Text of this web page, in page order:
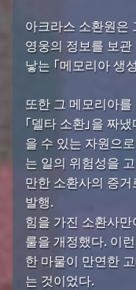
아크라스 소환원은
영웅의 정보를 보관
낳는 「메모리아 생
또한 그 메모리아
「델타 소환」을 짜
을 수 있는 자원으
는 일의 위험성을
만한 소환사의 증거
발행.
힘을 가진 소환사
룰을 개정했다. 이
한 마물이 만연한
는 것이었다.